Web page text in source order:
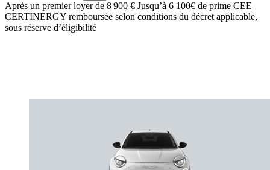
Après un premier loyer de 8 900 € Jusqu’à 6 100€ de prime CEE
CERTINERGY remboursée selon conditions du décret applicable,
sous réserve d’éligibilité